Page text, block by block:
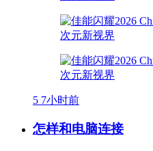
5 7小时前
怎样和电脑连接